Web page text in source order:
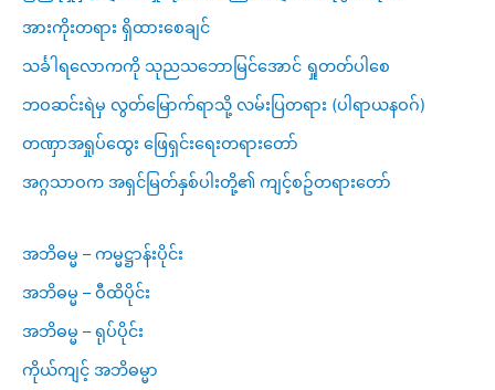
အားကိုးတရား ရှိထားစေချင်
သင်္ခါရလောကကို သုညသဘောမြင်အောင် ရှုတတ်ပါစေ
ဘဝဆင်းရဲမှ လွတ်မြောက်ရာသို့ လမ်းပြတရား (ပါရာယနဝဂ်)
တဏှာအရှုပ်ထွေး ဖြေရှင်းရေးတရားတော်
အဂ္ဂသာဝက အရှင်မြတ်နှစ်ပါးတို့၏ ကျင့်စဥ်တရားတော်
အဘိဓမ္မ – ကမ္မဋ္ဌာန်းပိုင်း
အဘိဓမ္မ – ဝီထိပိုင်း
အဘိဓမ္မ – ရုပ်ပိုင်း
ကိုယ်ကျင့် အဘိဓမ္မာ